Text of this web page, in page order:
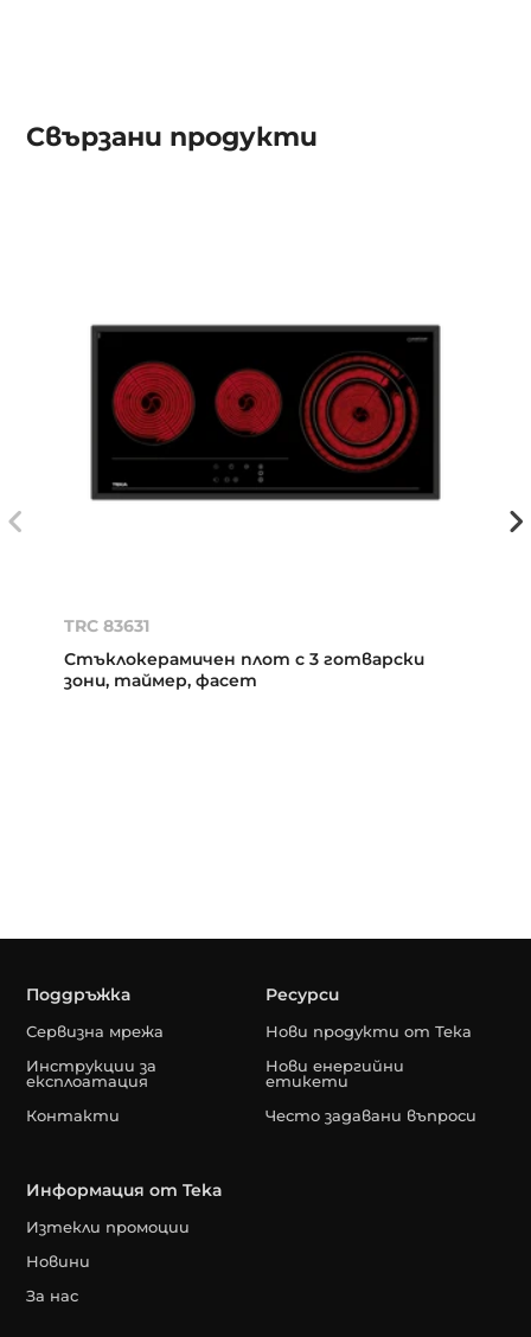
Свързани продукти
TRC 83631
Стъклокерамичен плот с 3 готварски
зони, таймер, фасет
Поддръжка
Сервизна мрежа
Инструкции за
експлоатация
Контакти
Ресурси
Нови продукти от Тека
Нови енергийни
етикети
Често задавани въпроси
Информация от Teka
Изтекли промоции
Новини
За нас